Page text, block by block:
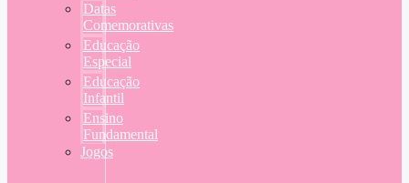
Datas
Comemorativas
Educação
Especial
Educação
Infantil
Ensino
Fundamental
Jogos